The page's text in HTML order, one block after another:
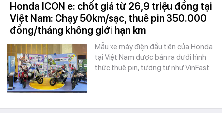
Honda ICON e: chốt giá từ 26,9 triệu đồng tại
Việt Nam: Chạy 50km/sạc, thuê pin 350.000
đồng/tháng không giới hạn km
Mẫu xe máy điện đầu tiên của Honda
tại Việt Nam được bán ra dưới hình
thức thuê pin, tương tự như VinFast…